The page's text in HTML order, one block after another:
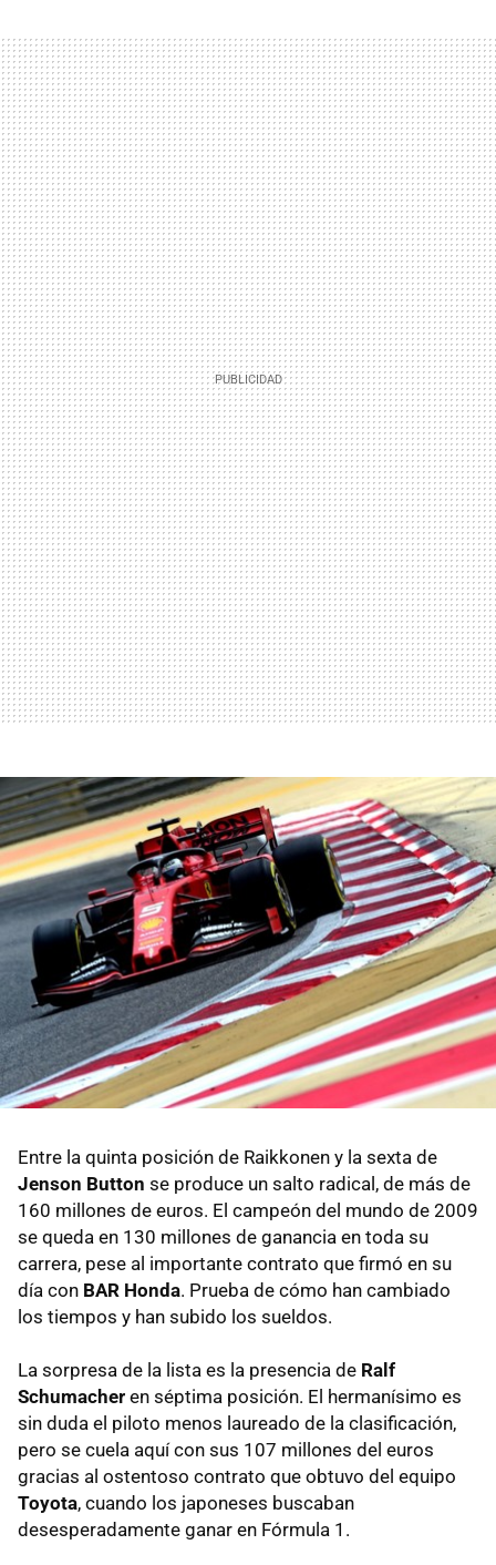
Entre la quinta posición de Raikkonen y la sexta de
Jenson Button se produce un salto radical, de más de
160 millones de euros. El campeón del mundo de 2009
se queda en 130 millones de ganancia en toda su
carrera, pese al importante contrato que firmó en su
día con BAR Honda. Prueba de cómo han cambiado
los tiempos y han subido los sueldos.
La sorpresa de la lista es la presencia de Ralf
Schumacher en séptima posición. El hermanísimo es
sin duda el piloto menos laureado de la clasificación,
pero se cuela aquí con sus 107 millones del euros
gracias al ostentoso contrato que obtuvo del equipo
Toyota, cuando los japoneses buscaban
desesperadamente ganar en Fórmula 1.